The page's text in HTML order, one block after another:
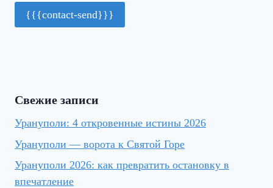
Свежие записи
Урануполи: 4 откровенные истины 2026
Урануполи — ворота к Святой Горе
Урануполи 2026: как превратить остановку в
впечатление